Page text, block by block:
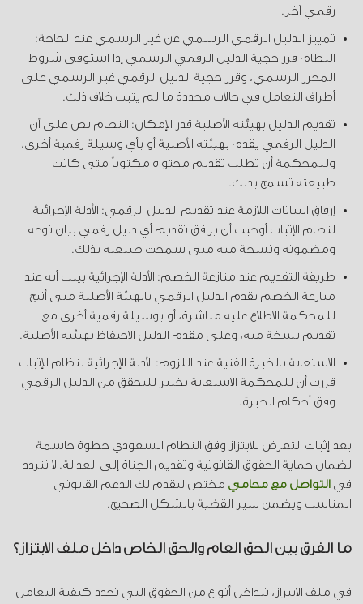
رقمي آخر.
تمييز الدليل الرقمي الرسمي عن غير الرسمي عند الحاجة:
النظام قرر حجية الدليل الرقمي الرسمي إذا استوفى شروط
المحرر الرسمي، وقرر حجية الدليل الرقمي غير الرسمي على
أطراف التعامل في حالات محددة ما لم يثبت خلاف ذلك.
تقديم الدليل بهيئته الأصلية قدر الإمكان: النظام نص على أن
الدليل الرقمي يقدم بهيئته الأصلية أو بأي وسيلة رقمية أخرى،
وللمحكمة أن تطلب تقديم محتواه مكتوباً متى كانت
طبيعته تسمح بذلك.
إرفاق البيانات اللازمة عند تقديم الدليل الرقمي: الأدلة الإجرائية
لنظام الإثبات أوجبت أن يرافق تقديم أي دليل رقمي بيان نوعه
ومضمونه ونسخة منه متى سمحت طبيعته بذلك.
طريقة التقديم عند منازعة الخصم: الأدلة الإجرائية بينت أنه عند
منازعة الخصم يقدم الدليل الرقمي بالهيئة الأصلية متى أتيح
للمحكمة الاطلاع عليه مباشرة، أو بوسيلة رقمية أخرى مع
تقديم نسخة منه، وعلى مقدم الدليل الاحتفاظ بهيئته الأصلية.
الاستعانة بالخبرة الفنية عند اللزوم: الأدلة الإجرائية لنظام الإثبات
قررت أن للمحكمة الاستعانة بخبير للتحقق من الدليل الرقمي
وفق أحكام الخبرة.
يعد إثبات التعرض للابتزاز وفق النظام السعودي خطوة حاسمة
لضمان حماية الحقوق القانونية وتقديم الجناة إلى العدالة. لا تتردد
في التواصل مع محامي مختص ليقدم لك الدعم القانوني
المناسب ويضمن سير القضية بالشكل الصحيح.
ما الفرق بين الحق العام والحق الخاص داخل ملف الابتزاز؟
في ملف الابتزاز، تتداخل أنواع من الحقوق التي تحدد كيفية التعامل